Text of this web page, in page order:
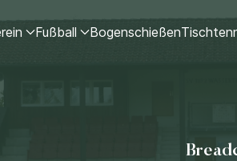
Fußball Bogenschießen